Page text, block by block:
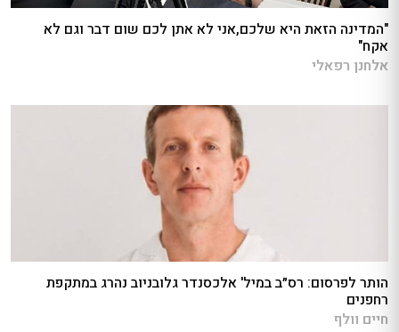
"המדינה הזאת היא שלכם,אני לא אתן לכם שום דבר וגם לא
אקח"
אלחנן רפאלי
הותר לפרסום: רס״ב במיל' אלכסנדר גלובניוב נהרג במתקפת
רחפנים
חיים וולף